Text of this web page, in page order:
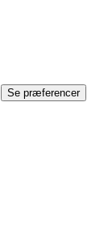
Se præferencer